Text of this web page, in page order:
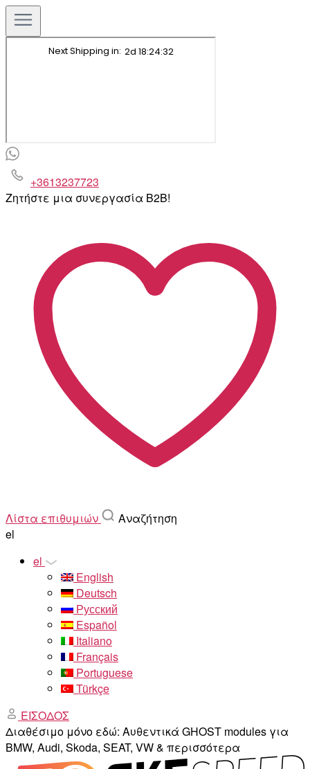
+3613237723
Ζητήστε μια συνεργασία B2B!
Λίστα επιθυμιών
Αναζήτηση
el
el
English
Deutsch
Русский
Español
Italiano
Français
Portuguese
Türkçe
ΕΙΣΟΔΟΣ
Διαθέσιμο μόνο εδώ: Αυθεντικά GHOST modules για
BMW, Audi, Skoda, SEAT, VW & περισσότερα